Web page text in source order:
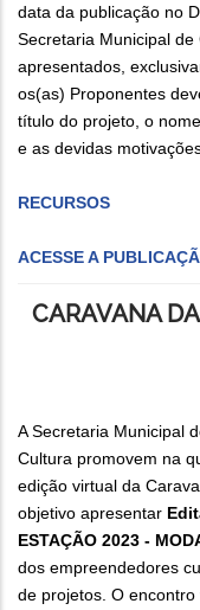
data da publicação no
Secretaria Municipal
apresentados,
os(as) Proponentes
título do projeto, o
e as devidas
RECURSOS
ACESSE A
CARAVANA
A Secretaria Municipal
Cultura promovem na
edição virtual da
objetivo apresentar
ESTAÇÃO 2023 -
dos empreendedores
de projetos. O